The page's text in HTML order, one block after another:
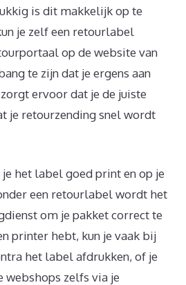
is dit makkelijk op te
je zelf een retourlabel
op de website van
te zijn dat je ergens aan
ervoor dat je de juiste
je retourzending snel wordt
het label goed print en op je
een retourlabel wordt het
om je pakket correct te
printer hebt, kun je vaak bij
het label afdrukken, of je
zelfs via je